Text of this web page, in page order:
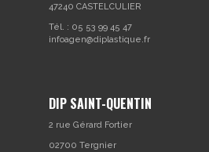
47240 CASTELCULIER
Tél. : 05 53 99 45 47
infoagen@diplastique.fr
DIP SAINT-QUENTIN
2 rue Gérard Fortier
02700 Tergnier